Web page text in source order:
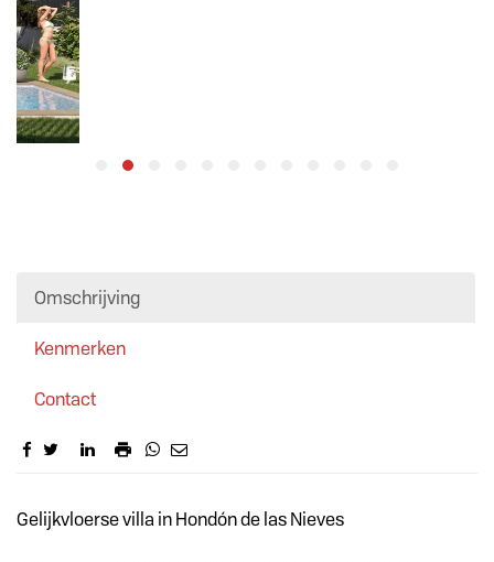
Omschrijving
Kenmerken
Contact
Omschrijving
Gelijkvloerse villa in Hondón de las Nieves